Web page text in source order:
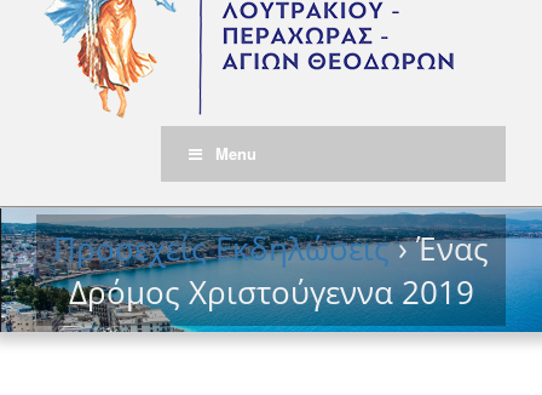
Menu
Προσεχείς Εκδηλώσεις› Ένας
Δρόμος Χριστούγεννα 2019